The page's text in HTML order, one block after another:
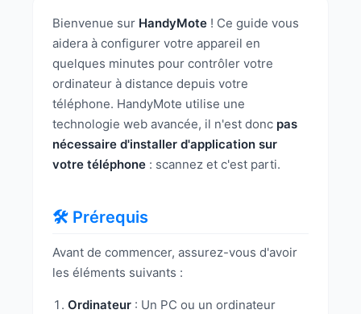
Bienvenue sur HandyMote ! Ce guide vous
aidera à configurer votre appareil en
quelques minutes pour contrôler votre
ordinateur à distance depuis votre
téléphone. HandyMote utilise une
technologie web avancée, il n'est donc pas
nécessaire d'installer d'application sur
votre téléphone : scannez et c'est parti.
🛠️ Prérequis
Avant de commencer, assurez-vous d'avoir
les éléments suivants :
Ordinateur: Un PC ou un ordinateur